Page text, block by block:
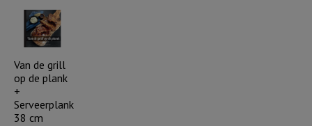
Van de grill
op de plank
+
Serveerplank
38 cm